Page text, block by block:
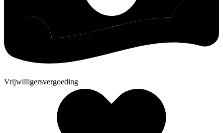
Vrijwilligersvergoeding